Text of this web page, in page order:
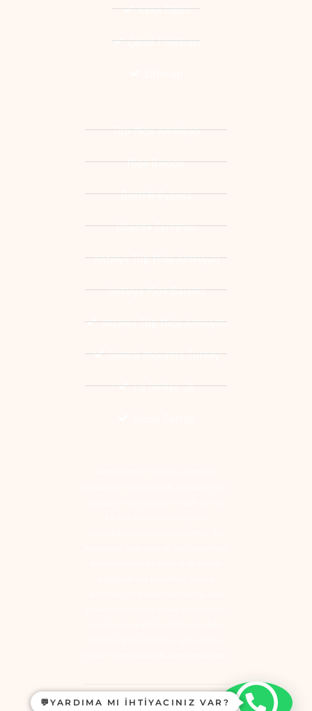
Kvkk Metni
Çerez Politikası
Tüp Mide Ameliyatı
Mide Balonu
Gastrik Bypass
Obezite Cerrahisi
Antalya Tüp Mide Ameliyatı
Antalya Mide Balonu
Antalya Tüp Mide Ameliyatı
Dental implants Turkey
Lo Smiles Uk
💬YARDIMA MI IHTIYACINIZ VAR?